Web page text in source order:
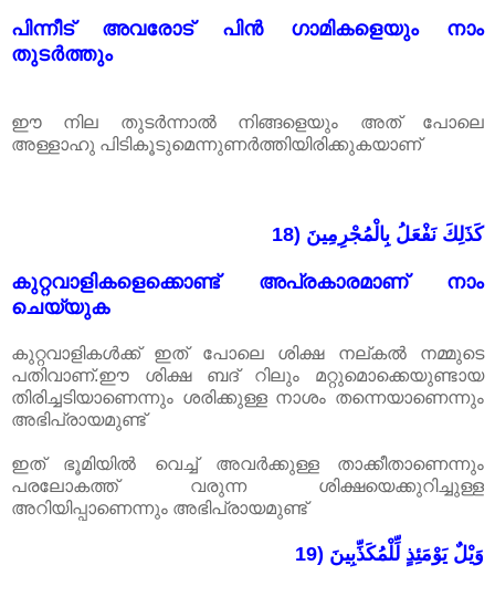
പിന്നീട് അവരോട് പിൻ ഗാമികളെയും നാം
തുടർത്തും
ഈ നില തുടർന്നാൽ നിങ്ങളെയും അത് പോലെ
അള്ളാഹു പിടികൂടുമെന്നുണർത്തിയിരിക്കുകയാണ്
18) كَذَلِكَ نَفْعَلُ بِالْمُجْرِمِينَ
കുറ്റവാളികളെക്കൊണ്ട് അപ്രകാരമാണ് നാം
ചെയ്യുക
കുറ്റവാളികൾക്ക് ഇത് പോലെ ശിക്ഷ നല്കൽ നമ്മുടെ
പതിവാണ്‌.ഈ ശിക്ഷ ബദ് റിലും മറ്റുമൊക്കെയുണ്ടായ
തിരിച്ചടിയാണെന്നും ശരിക്കുള്ള നാശം തന്നെയാണെന്നും
അഭിപ്രായമുണ്ട്
ഇത് ഭൂമിയിൽ വെച്ച് അവർക്കുള്ള താക്കീതാണെന്നും
പരലോകത്ത് വരുന്ന ശിക്ഷയെക്കുറിച്ചുള്ള
അറിയിപ്പാണെന്നും അഭിപ്രായമുണ്ട്
19) وَيْلٌ يَوْمَئِذٍ لِّلْمُكَذِّبِينَ